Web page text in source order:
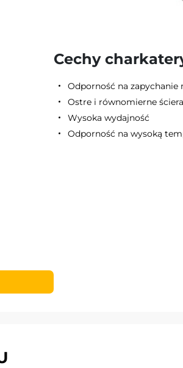
Cechy
Odporność na zapychanie
Ostre i równomierne
Wysoka wydajność
Odporność na wysoką